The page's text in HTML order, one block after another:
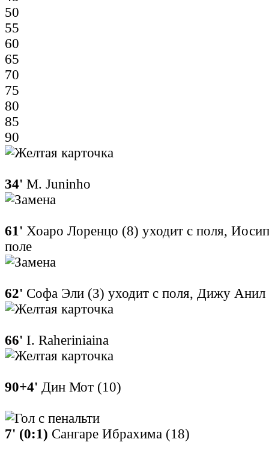
50
55
60
65
70
75
80
85
90
34' M. Juninho
61' Хоаро Лоренцо (8) уходит с поля,
поле
62' Софа Эли (3) уходит с поля, Дижу Анил
66' I. Raheriniaina
90+4' Дин Мот (10)
7' (0:1) Сангаре Ибрахима (18)